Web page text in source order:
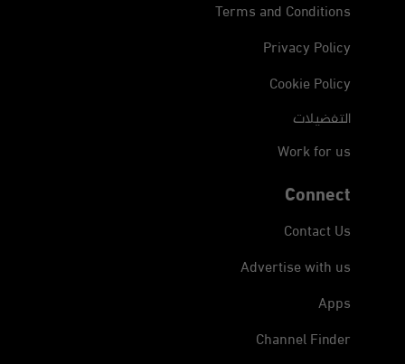
Terms and Conditions
Privacy Policy
Cookie Policy
التفضيلات
Work for us
Connect
Contact Us
Advertise with us
Apps
Channel Finder